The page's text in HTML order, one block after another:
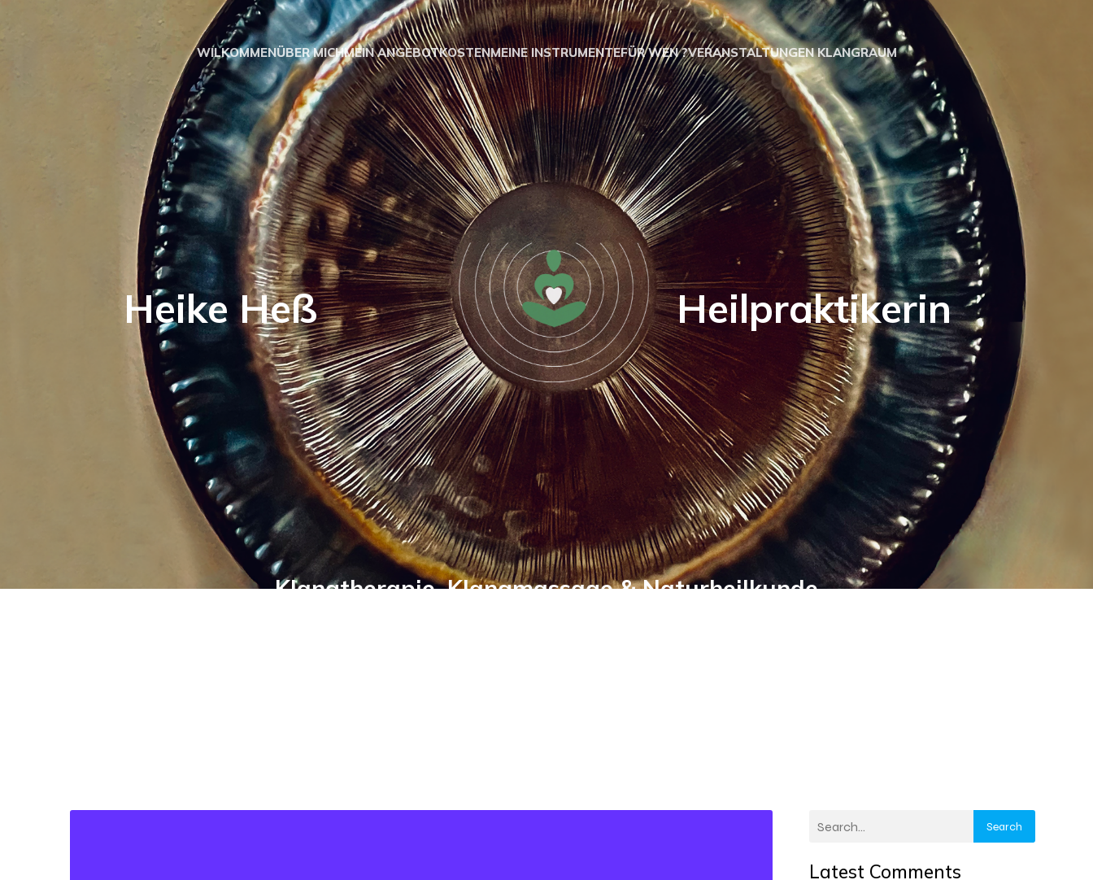
WILKOMMENÜBER MICHMEIN ANGEBOTKOSTENMEINE INSTRUMENTEFÜR WEN ?VERANSTALTUNGEN KLANGRAUM
Heike Heß Heilpraktikerin
Klangtherapie, Klangmassage & Naturheilkunde
Search
Latest Comments